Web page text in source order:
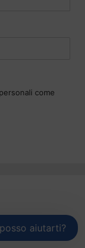
come
aiutarti?